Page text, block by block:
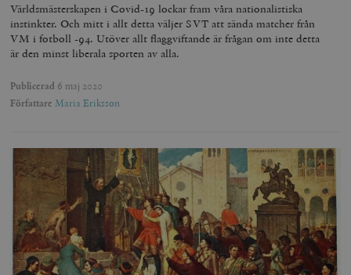
Världsmästerskapen i Covid-19 lockar fram våra nationalistiska
instinkter. Och mitt i allt detta väljer SVT att sända matcher från
VM i fotboll -94. Utöver allt flaggviftande är frågan om inte detta
är den minst liberala sporten av alla.
Publicerad 6 maj 2020
Författare Maria Eriksson